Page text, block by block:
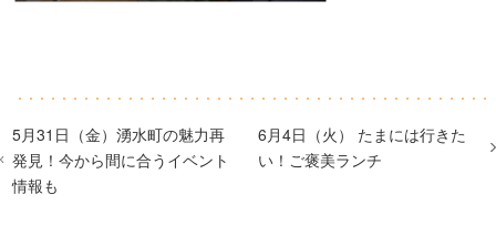
5月31日（金）湧水町の魅力再
発見！今から間に合うイベント
情報も
6月4日（火） たまには行きた
い！ご褒美ランチ